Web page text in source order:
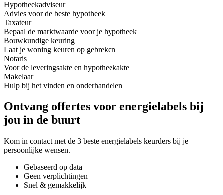
Hypotheekadviseur
Advies voor de beste hypotheek
Taxateur
Bepaal de marktwaarde voor je hypotheek
Bouwkundige keuring
Laat je woning keuren op gebreken
Notaris
Voor de leveringsakte en hypotheekakte
Makelaar
Hulp bij het vinden en onderhandelen
Ontvang offertes voor energielabels bij
jou in de buurt
Kom in contact met de 3 beste energielabels keurders bij je
persoonlijke wensen.
Gebaseerd op data
Geen verplichtingen
Snel & gemakkelijk